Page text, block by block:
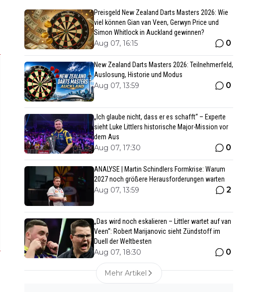
Preisgeld New Zealand Darts Masters 2026: Wie
viel können Gian van Veen, Gerwyn Price und
Simon Whitlock in Auckland gewinnen?
Aug 07, 16:15 0
New Zealand Darts Masters 2026: Teilnehmerfeld,
Auslosung, Historie und Modus
Aug 07, 13:59 0
„Ich glaube nicht, dass er es schafft“ – Experte
sieht Luke Littlers historische Major-Mission vor
dem Aus
Aug 07, 17:30 0
ANALYSE | Martin Schindlers Formkrise: Warum
2027 noch größere Herausforderungen warten
Aug 07, 13:59 2
„Das wird noch eskalieren – Littler wartet auf van
Veen“: Robert Marijanovic sieht Zündstoff im
Duell der Weltbesten
Aug 07, 18:30 0
Mehr Artikel